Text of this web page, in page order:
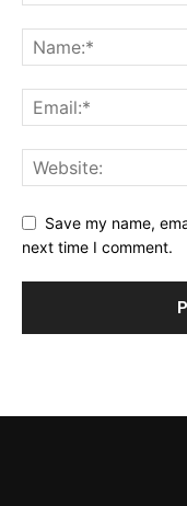
Save my name,
next time I comment.